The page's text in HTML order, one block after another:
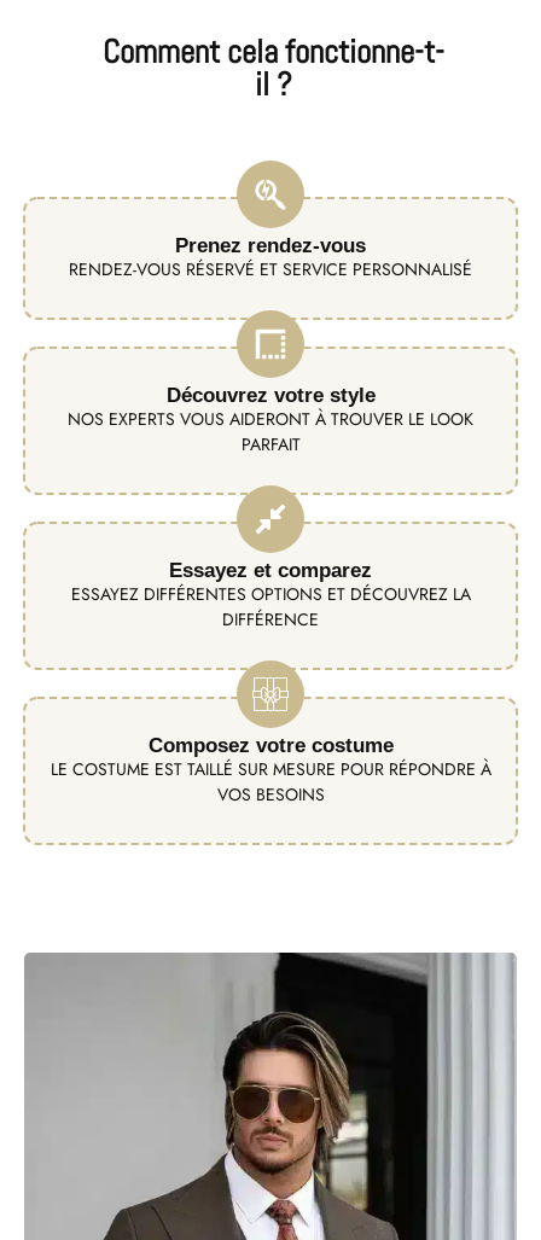
Comment cela fonctionne-t-
il ?
Prenez rendez-vous
RENDEZ-VOUS RÉSERVÉ ET SERVICE PERSONNALISÉ
Découvrez votre style
NOS EXPERTS VOUS AIDERONT À TROUVER LE LOOK
PARFAIT
Essayez et comparez
ESSAYEZ DIFFÉRENTES OPTIONS ET DÉCOUVREZ LA
DIFFÉRENCE
Composez votre costume
LE COSTUME EST TAILLÉ SUR MESURE POUR RÉPONDRE À
VOS BESOINS